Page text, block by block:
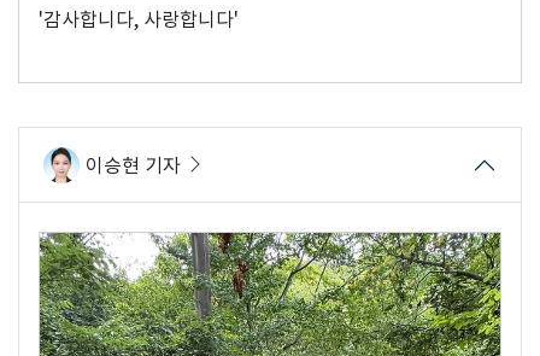
'감사합니다, 사랑합니다'
이승현 기자